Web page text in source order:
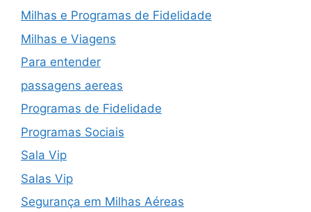
Milhas e Programas de Fidelidade
Milhas e Viagens
Para entender
passagens aereas
Programas de Fidelidade
Programas Sociais
Sala Vip
Salas Vip
Segurança em Milhas Aéreas